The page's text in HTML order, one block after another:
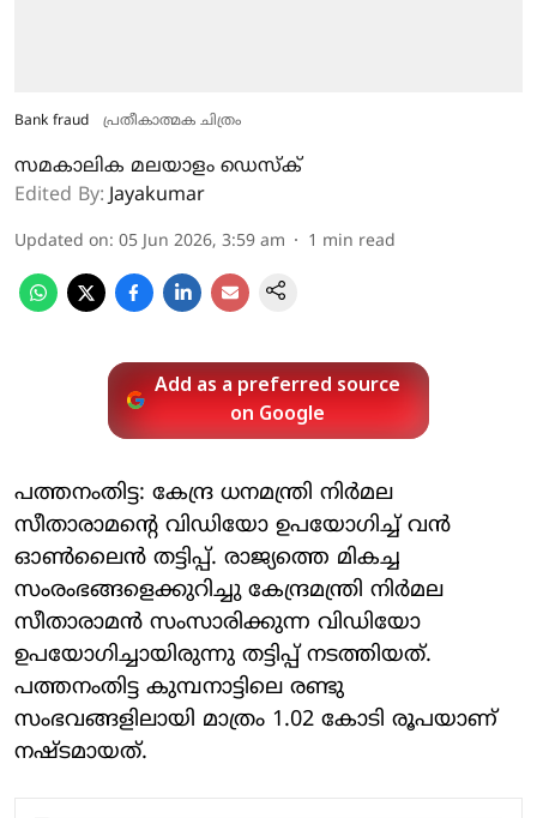
Bank fraud പ്രതീകാത്മക ചിത്രം
സമകാലിക മലയാളം ഡെസ്ക്
Edited By: Jayakumar
Updated on: 05 Jun 2026, 3:59 am 1 min read
Add as a preferred source
on Google
പത്തനംതിട്ട: കേന്ദ്ര ധനമന്ത്രി നിർമല
സീതാരാമന്റെ വിഡിയോ ഉപയോഗിച്ച് വൻ
ഓൺലൈൻ തട്ടിപ്പ്. രാജ്യത്തെ മികച്ച
സംരംഭങ്ങളെക്കുറിച്ചു കേന്ദ്രമന്ത്രി നിർമല
സീതാരാമൻ സംസാരിക്കുന്ന വിഡിയോ
ഉപയോഗിച്ചായിരുന്നു തട്ടിപ്പ് നടത്തിയത്.
പത്തനംതിട്ട കുമ്പനാട്ടിലെ രണ്ടു
സംഭവങ്ങളിലായി മാത്രം 1.02 കോടി രൂപയാണ്
നഷ്ടമായത്.